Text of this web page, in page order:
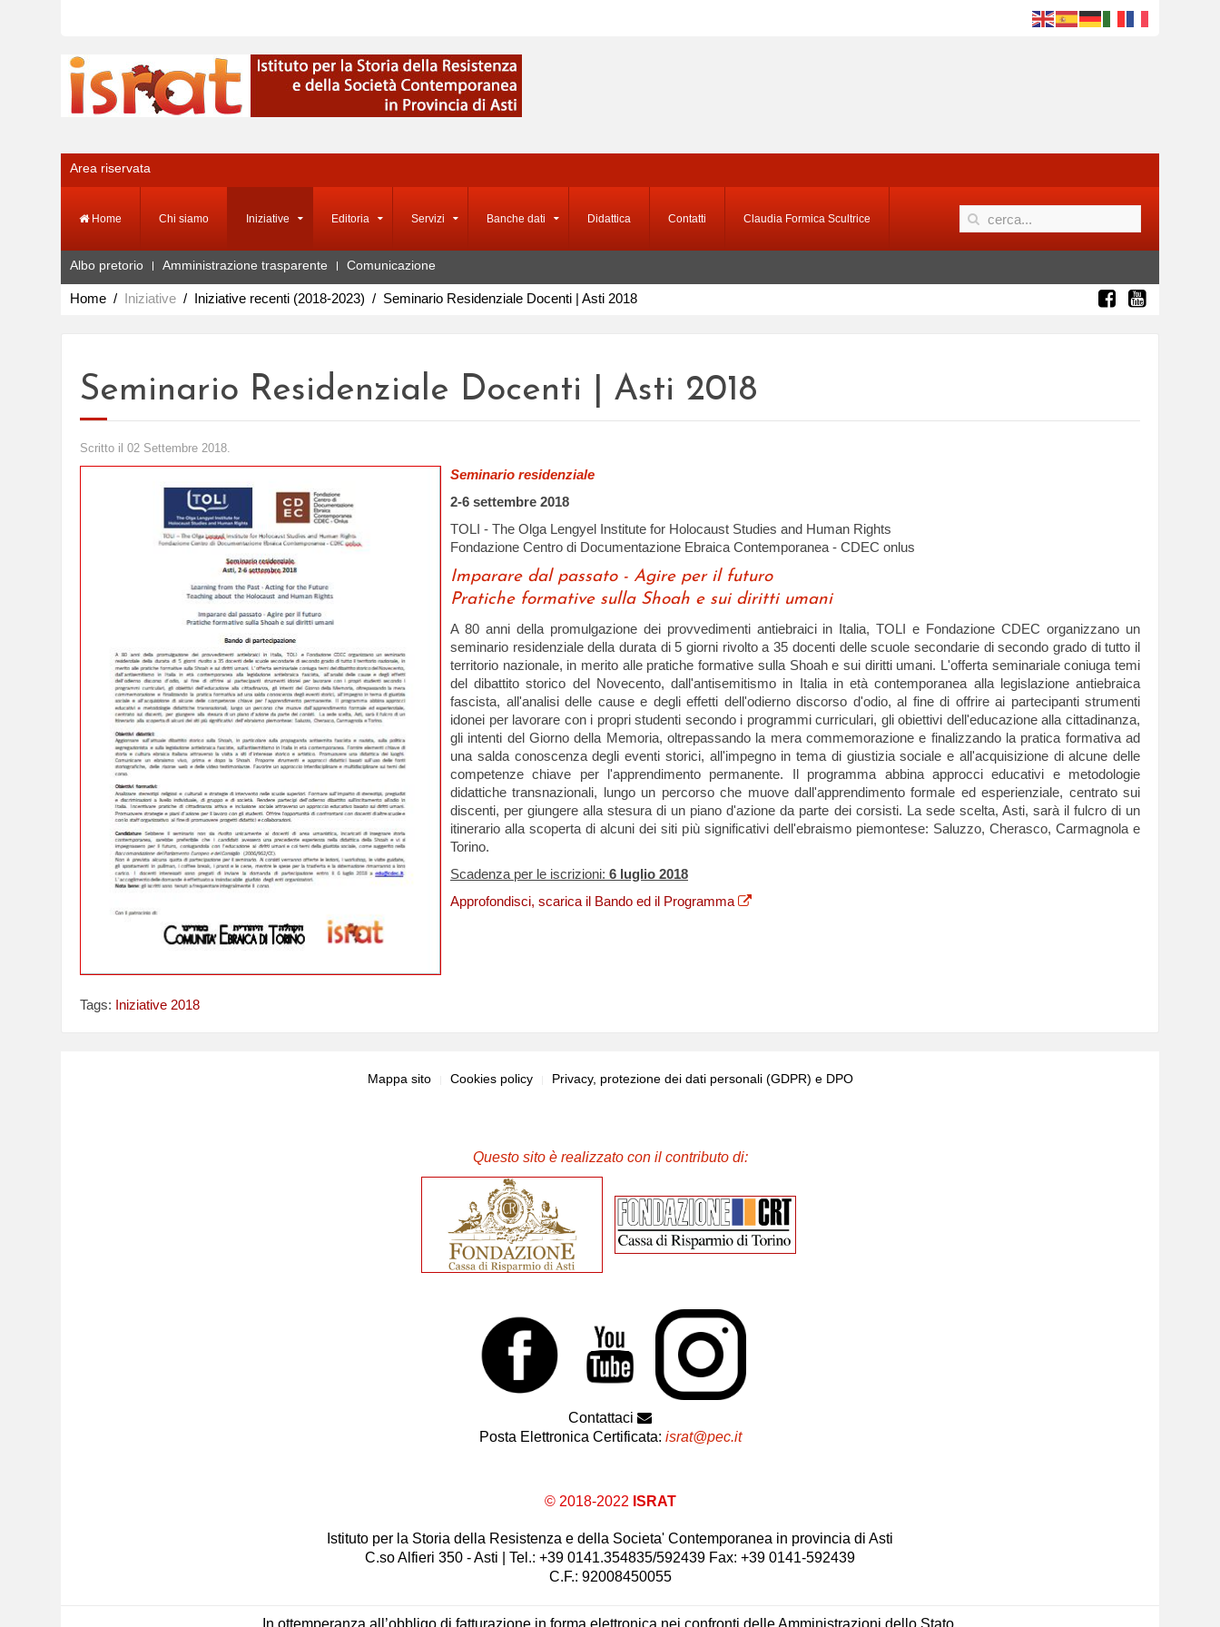
Area riservata
Home Chi siamo Iniziative Editoria Servizi Banche dati Didattica Contatti Claudia Formica Scultrice
Albo pretorio Amministrazione trasparente Comunicazione
Home Iniziative Iniziative recenti (2018-2023) Seminario Residenziale Docenti | Asti 2018
Seminario Residenziale Docenti | Asti 2018
Scritto il 02 Settembre 2018.
Seminario residenziale
2-6 settembre 2018
TOLI - The Olga Lengyel Institute for Holocaust Studies and Human Rights
Fondazione Centro di Documentazione Ebraica Contemporanea - CDEC onlus
Imparare dal passato - Agire per il futuro
Pratiche formative sulla Shoah e sui diritti umani
A 80 anni della promulgazione dei provvedimenti antiebraici in Italia, TOLI e Fondazione CDEC organizzano un
seminario residenziale della durata di 5 giorni rivolto a 35 docenti delle scuole secondarie di secondo grado di tutto il
territorio nazionale, in merito alle pratiche formative sulla Shoah e sui diritti umani. L'offerta seminariale coniuga temi
del dibattito storico del Novecento, dall'antisemitismo in Italia in età contemporanea alla legislazione antiebraica
fascista, all'analisi delle cause e degli effetti dell'odierno discorso d'odio, al fine di offrire ai partecipanti strumenti
idonei per lavorare con i propri studenti secondo i programmi curriculari, gli obiettivi dell'educazione alla cittadinanza,
gli intenti del Giorno della Memoria, oltrepassando la mera commemorazione e finalizzando la pratica formativa ad
una salda conoscenza degli eventi storici, all'impegno in tema di giustizia sociale e all'acquisizione di alcune delle
competenze chiave per l'apprendimento permanente. Il programma abbina approcci educativi e metodologie
didattiche transnazionali, lungo un percorso che muove dall'apprendimento formale ed esperienziale, centrato sui
discenti, per giungere alla stesura di un piano d'azione da parte dei corsisti. La sede scelta, Asti, sarà il fulcro di un
itinerario alla scoperta di alcuni dei siti più significativi dell'ebraismo piemontese: Saluzzo, Cherasco, Carmagnola e
Torino.
Scadenza per le iscrizioni: 6 luglio 2018
Approfondisci, scarica il Bando ed il Programma
Tags: Iniziative 2018
Mappa sito Cookies policy Privacy, protezione dei dati personali (GDPR) e DPO
Questo sito è realizzato con il contributo di:
Contattaci
Posta Elettronica Certificata: israt@pec.it
© 2018-2022 ISRAT
Istituto per la Storia della Resistenza e della Societa' Contemporanea in provincia di Asti
C.so Alfieri 350 - Asti | Tel.: +39 0141.354835/592439 Fax: +39 0141-592439
C.F.: 92008450055
In ottemperanza all’obbligo di fatturazione in forma elettronica nei confronti delle Amministrazioni dello Stato,